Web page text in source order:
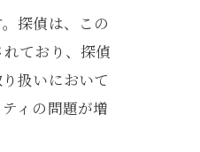
探偵は、この
ており、探偵
扱いにおいて
ィの問題が増